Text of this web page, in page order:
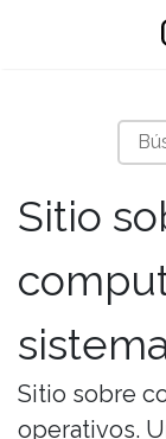
Sitio
Sitio sobre
operativos.